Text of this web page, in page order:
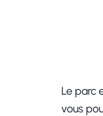
Le parc
vous